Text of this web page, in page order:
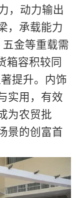
，动力输出
，承载能力
金等重载需
箱容积较同
提升。内饰
实用，有效
为农贸批
景的创富首